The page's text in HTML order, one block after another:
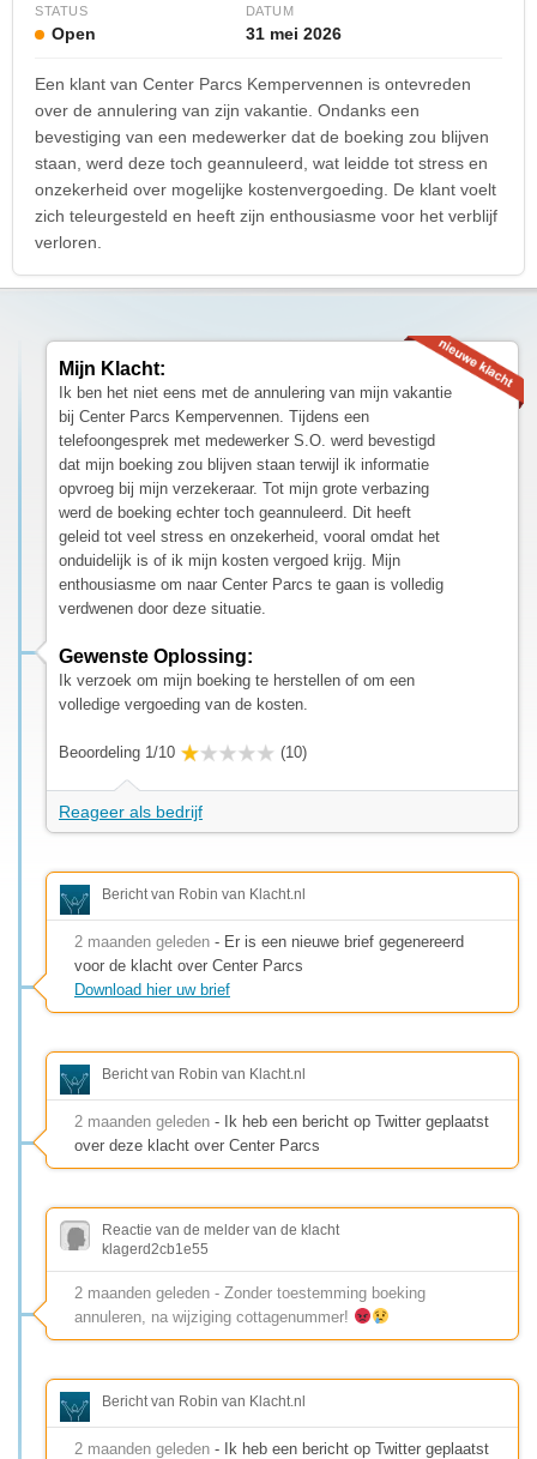
STATUS
Open
DATUM
31 mei 2026
Een klant van Center Parcs Kempervennen is ontevreden
over de annulering van zijn vakantie. Ondanks een
bevestiging van een medewerker dat de boeking zou blijven
staan, werd deze toch geannuleerd, wat leidde tot stress en
onzekerheid over mogelijke kostenvergoeding. De klant voelt
zich teleurgesteld en heeft zijn enthousiasme voor het verblijf
verloren.
Mijn Klacht:
Ik ben het niet eens met de annulering van mijn vakantie
bij Center Parcs Kempervennen. Tijdens een
telefoongesprek met medewerker S.O. werd bevestigd
dat mijn boeking zou blijven staan terwijl ik informatie
opvroeg bij mijn verzekeraar. Tot mijn grote verbazing
werd de boeking echter toch geannuleerd. Dit heeft
geleid tot veel stress en onzekerheid, vooral omdat het
onduidelijk is of ik mijn kosten vergoed krijg. Mijn
enthousiasme om naar Center Parcs te gaan is volledig
verdwenen door deze situatie.
Gewenste Oplossing:
Ik verzoek om mijn boeking te herstellen of om een
volledige vergoeding van de kosten.
Beoordeling 1/10 (10)
Reageer als bedrijf
Bericht van Robin van Klacht.nl
2 maanden geleden - Er is een nieuwe brief gegenereerd
voor de klacht over Center Parcs
Download hier uw brief
Bericht van Robin van Klacht.nl
2 maanden geleden - Ik heb een bericht op Twitter geplaatst
over deze klacht over Center Parcs
Reactie van de melder van de klacht
klagerd2cb1e55
2 maanden geleden - Zonder toestemming boeking
annuleren, na wijziging cottagenummer!
Bericht van Robin van Klacht.nl
2 maanden geleden - Ik heb een bericht op Twitter geplaatst